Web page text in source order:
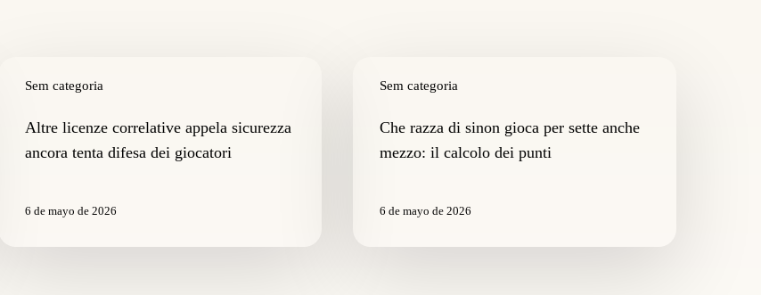
Sem categoria
licenze
appelaAltre licenze correlative appela sicurezza
ancora tenta difesa dei giocatori
6 de mayo de 2026
Sem categoria
razza
sinonChe razza di sinon gioca per sette anche
mezzo: il calcolo dei punti
6 de mayo de 2026